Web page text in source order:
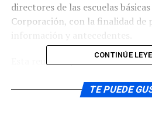
directores de las escuelas
Corporación, con la finalidad de
Esta reunión que se realizó en la
Marcos Urra, tuvo como
CONTINÚE
TE PUEDE